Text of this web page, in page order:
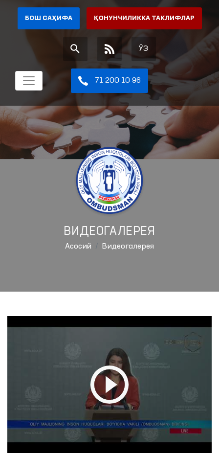
БОШ САҲИФА ҚОНУНЧИЛИККА ТАКЛИФЛАР
ЎЗ
71 200 10 96
ВИДЕОГАЛЕРЕЯ
Aсосий Видеогалерея